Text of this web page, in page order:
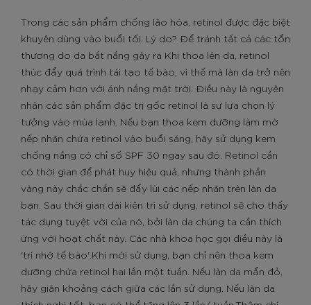
Trong các sản phẩm chống lão hóa, retinol được đặc biệt
khuyên dùng vào buổi tối. Lý do? Để tránh tất cả các tổn
thương do da bắt nắng gây ra Khi thoa lên da, retinol
thúc đẩy quá trình tái tạo tế bào, vì thế mà làn da trở nên
nhạy cảm hơn với ánh nắng mặt trời. Điều này là nguyên
nhân các sản phẩm đặc trị gốc retinol là sự lựa chọn lý
tưởng vào mùa lạnh. Nếu bạn thoa kem dưỡng làm mờ
nếp nhăn chứa retinol vào buổi sáng, hãy sử dụng kem
chống nắng có chỉ số SPF 30 ngay sau đó. Retinol cần
có thời gian để phát huy hiệu quả, nhưng thành phần
vàng này chắc chắn sẽ đẩy lùi các nếp nhăn trên làn da
bạn. Sau thời gian dài kiên trì sử dụng, retinol sẽ cho thấy
tác dụng tuyệt vời của nó, bởi làn da chúng ta cần thích
ứng với hoạt chất này. Các nhà khoa học gọi điều này là
'trí nhớ tế bào'.Khi mới sử dụng, bạn chỉ nên thoa kem
dưỡng chứa retinol hai lần một tuần. Nếu làn da mẩn đỏ,
hãy giãn khoảng cách giữa các lần sử dụng. Nếu làn da